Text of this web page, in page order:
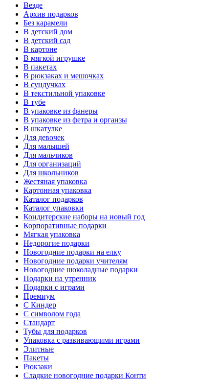
Везде
Архив подарков
Без карамели
В детский дом
В детский сад
В картоне
В мягкой игрушке
В пакетах
В рюкзаках и мешочках
В сундучках
В текстильной упаковке
В тубе
В упаковке из фанеры
В упаковке из фетра и органзы
В шкатулке
Для девочек
Для малышей
Для мальчиков
Для организаций
Для школьников
Жестяная упаковка
Картонная упаковка
Каталог подарков
Каталог упаковки
Кондитерские наборы на новый год
Корпоративные подарки
Мягкая упаковка
Недорогие подарки
Новогодние подарки на елку
Новогодние подарки учителям
Новогодние шоколадные подарки
Подарки на утренник
Подарки с играми
Премиум
С Киндер
С символом года
Стандарт
Тубы для подарков
Упаковка с развивающими играми
Элитные
Пакеты
Рюкзаки
Сладкие новогодние подарки Конти